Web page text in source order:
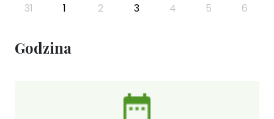
31 1 2 3 4 5 6
Godzina